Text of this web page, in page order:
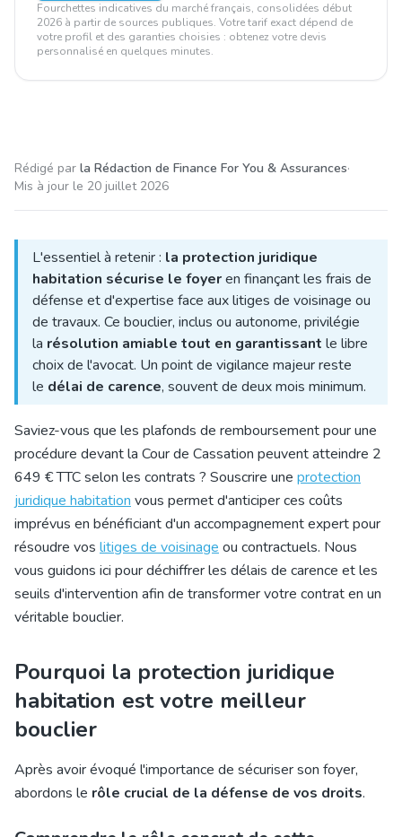
Fourchettes indicatives du marché français, consolidées début
2026 à partir de sources publiques. Votre tarif exact dépend de
votre profil et des garanties choisies : obtenez votre devis
personnalisé en quelques minutes.
Rédigé par la Rédaction de Finance For You & Assurances·
Mis à jour le 20 juillet 2026
L'essentiel à retenir : la protection juridique
habitation sécurise le foyeren finançant les frais de
défense et d'expertise face aux litiges de voisinage ou
de travaux. Ce bouclier, inclus ou autonome, privilégie
la résolution amiable tout en garantissant le libre
choix de l'avocat. Un point de vigilance majeur reste
le délai de carence, souvent de deux mois minimum.
Saviez-vous que les plafonds de remboursement pour une
procédure devant la Cour de Cassation peuvent atteindre 2
649 € TTC selon les contrats ? Souscrire une protection
juridique habitation vous permet d'anticiper ces coûts
imprévus en bénéficiant d'un accompagnement expert pour
résoudre vos litiges de voisinage ou contractuels. Nous
vous guidons ici pour déchiffrer les délais de carence et les
seuils d'intervention afin de transformer votre contrat en un
véritable bouclier.
Pourquoi la protection juridique
habitation est votre meilleur
bouclier
Après avoir évoqué l'importance de sécuriser son foyer,
abordons le rôle crucial de la défense de vos droits.